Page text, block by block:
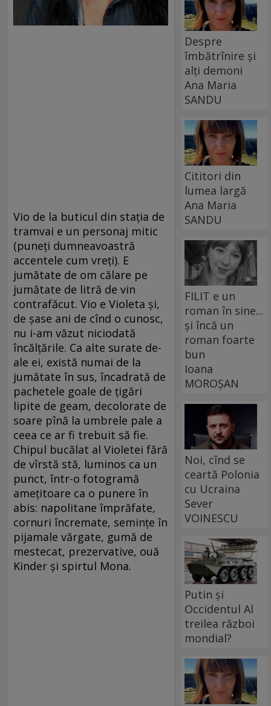
Vio de la buticul din staţia de
tramvai e un personaj mitic
(puneţi dumneavoastră
accentele cum vreţi). E
jumătate de om călare pe
jumătate de litră de vin
contrafăcut. Vio e Violeta şi,
de şase ani de cînd o cunosc,
nu i-am văzut niciodată
încălţările. Ca alte surate de-
ale ei, există numai de la
jumătate în sus, încadrată de
pachetele goale de ţigări
lipite de geam, decolorate de
soare pînă la umbrele pale a
ceea ce ar fi trebuit să fie.
Chipul bucălat al Violetei fără
de vîrstă stă, luminos ca un
punct, într-o fotogramă
ameţitoare ca o punere în
abis: napolitane împrăfate,
cornuri încremate, seminţe în
pijamale vărgate, gumă de
mestecat, prezervative, ouă
Kinder şi spirtul Mona.
Despre
îmbătrînire și
alți demoni
Ana Maria
SANDU
Cititori din
lumea largă
Ana Maria
SANDU
FILIT e un
roman în sine...
și încă un
roman foarte
bun
Ioana
MOROȘAN
Noi, cînd se
ceartă Polonia
cu Ucraina
Sever
VOINESCU
Putin și
Occidentul Al
treilea război
mondial?